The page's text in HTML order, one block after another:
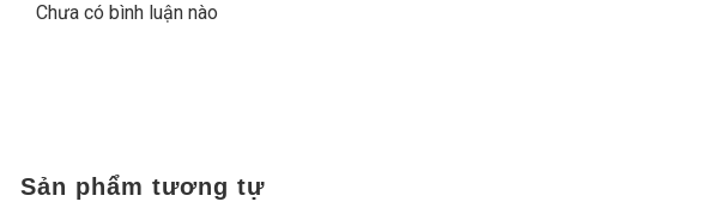
Chưa có bình luận nào
Sản phẩm tương tự